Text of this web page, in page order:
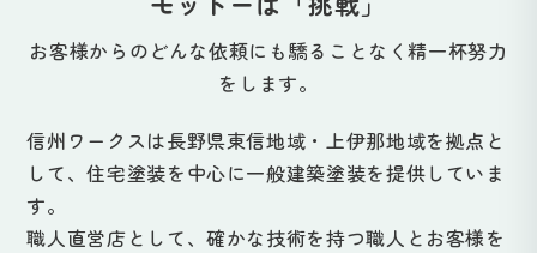
お客様からのどんな依頼にも驕ることなく精一杯努力
をします。
信州ワークスは長野県東信地域・上伊那地域を拠点と
して、住宅塗装を中心に一般建築塗装を提供していま
す。
職人直営店として、確かな技術を持つ職人とお客様を